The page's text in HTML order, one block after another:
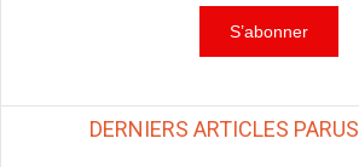
DERNIERS ARTICLES PARUS